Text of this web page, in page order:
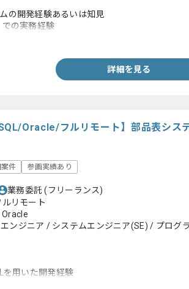
の開発経験あるいは知見
での実務経験
詳細を見る
Oracle/フルリモート】部品表シス
件 参画実績あり
業務委託(フリーランス)
リモート
ンジニア / システムエンジニア(SE) / プログ
を用いた開発経験